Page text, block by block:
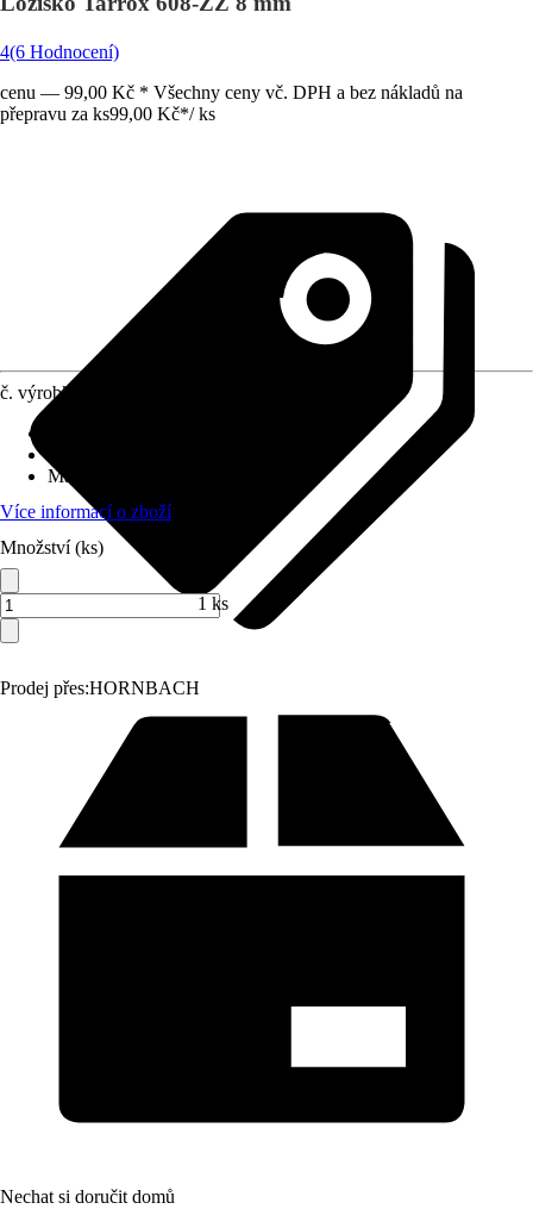
4(6 Hodnocení)
cenu — 99,00 Kč * Všechny ceny vč. DPH a bez nákladů na
přepravu za ks99,00 Kč*/ ks
Prodej přes:HORNBACH
č. výrobku
Max. nosnost
Více informací o zboží
Množství (ks)
1 ks
Nechat si doručit domů